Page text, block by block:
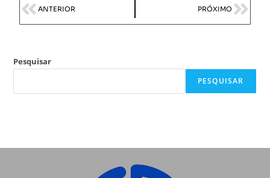
ANTERIOR PRÓXIMO
Pesquisar
PESQUISAR